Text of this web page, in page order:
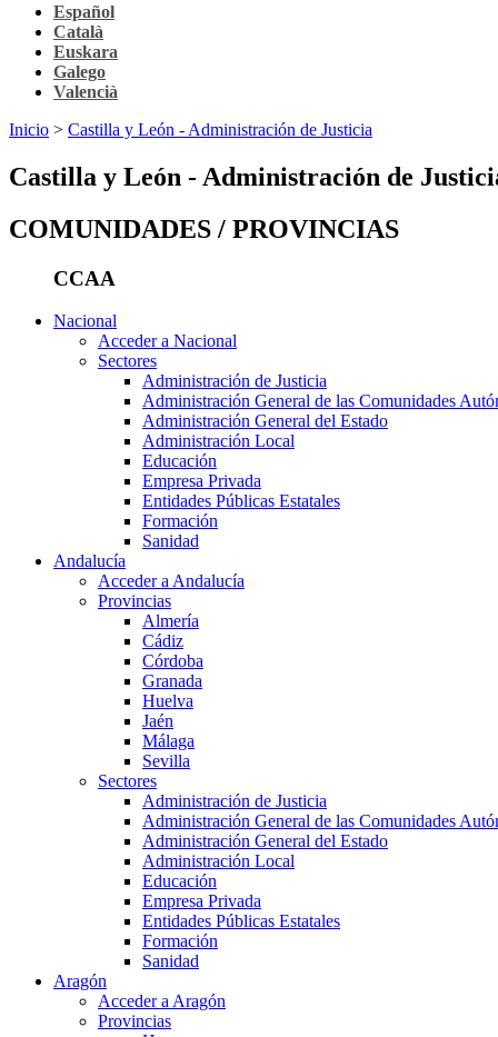
Español
Català
Euskara
Galego
Valencià
Inicio > Castilla y León - Administración de Justicia
Castilla y León - Administración de
COMUNIDADES / PROVINCIAS
CCAA
Nacional
Acceder a Nacional
Sectores
Administración de Justicia
Administración General de las Comunidades
Administración General del Estado
Administración Local
Educación
Empresa Privada
Entidades Públicas Estatales
Formación
Sanidad
Andalucía
Acceder a Andalucía
Provincias
Almería
Cádiz
Córdoba
Granada
Huelva
Jaén
Málaga
Sevilla
Sectores
Administración de Justicia
Administración General de las Comunidades
Administración General del Estado
Administración Local
Educación
Empresa Privada
Entidades Públicas Estatales
Formación
Sanidad
Aragón
Acceder a Aragón
Provincias